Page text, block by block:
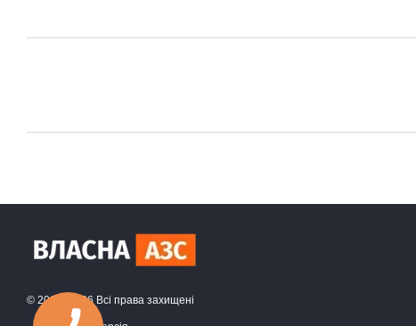
© 2015- 2026 Всі права захищені